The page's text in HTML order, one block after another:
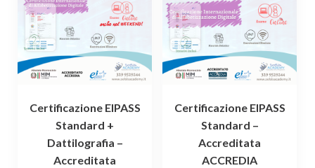
Certificazione EIPASS
Standard +
Dattilografia –
Accreditata
più
varianti.
Le
opzioni
possono
scelte
pagina
Certificazione EIPASS
Standard –
Accreditata
ACCREDIA
più
varianti.
Le
opzioni
possono
scelte